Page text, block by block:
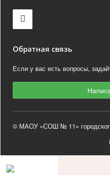
Обратная связь
Если у вас есть вопросы,
© МАОУ «СОШ № 11»